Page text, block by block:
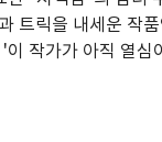
트릭을 내세운 작
작가가 아직 열심